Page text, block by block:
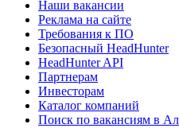
Наши вакансии
Реклама на сайте
Требования к ПО
Безопасный HeadHunter
HeadHunter API
Партнерам
Инвесторам
Каталог компаний
Поиск по вакансиям в